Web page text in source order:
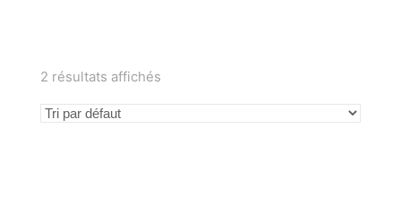
2 résultats affichés